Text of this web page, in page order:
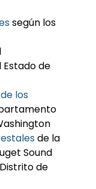
según los
de
los
de la
Sound
de